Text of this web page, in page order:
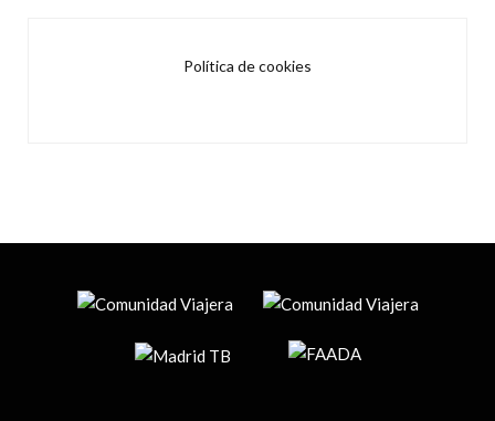
Política de cookies